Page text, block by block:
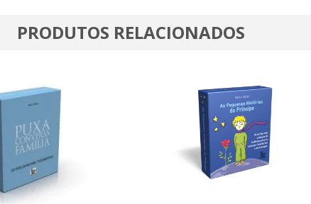
PRODUTOS RELACIONADOS